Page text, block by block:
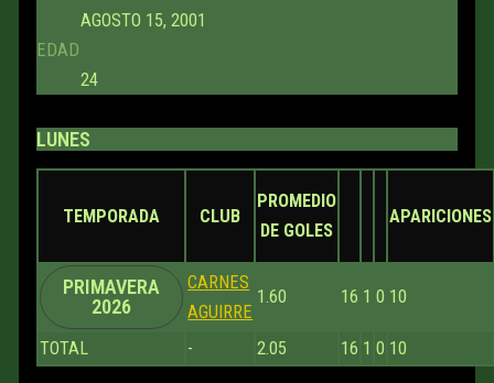
AGOSTO 15, 2001
EDAD
24
LUNES
TEMPORADA CLUB
PROMEDIO
DE GOLES
APARICIONES
PRIMAVERA
2026
CARNES
AGUIRRE
1.60 16 1 0 10
TOTAL - 2.05 16 1 0 10